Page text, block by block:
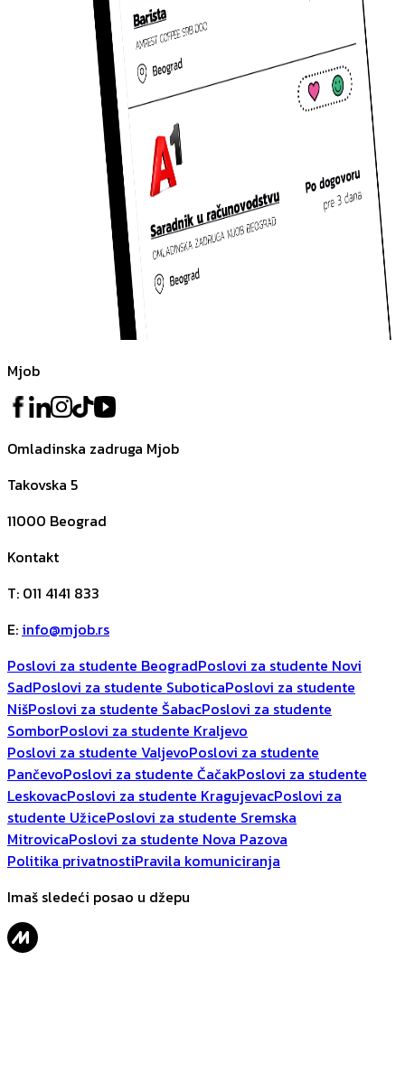
Mjob
Omladinska zadruga Mjob
Takovska 5
11000 Beograd
Kontakt
T: 011 4141 833
E: info@mjob.rs
Poslovi za studente BeogradPoslovi za studente Novi
SadPoslovi za studente SuboticaPoslovi za studente
NišPoslovi za studente ŠabacPoslovi za studente
SomborPoslovi za studente Kraljevo
Poslovi za studente ValjevoPoslovi za studente
PančevoPoslovi za studente ČačakPoslovi za studente
LeskovacPoslovi za studente KragujevacPoslovi za
studente UžicePoslovi za studente Sremska
MitrovicaPoslovi za studente Nova Pazova
Politika privatnostiPravila komuniciranja
Imaš sledeći posao u džepu